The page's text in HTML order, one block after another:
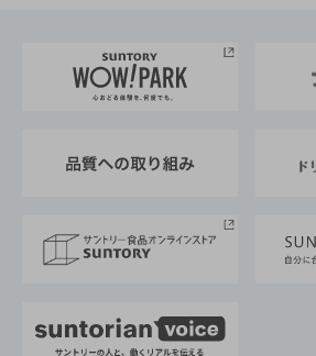
地域情報
サントリーサンバーズ大阪
サントリーが考えるサステナビリ
企業概要
採用情報